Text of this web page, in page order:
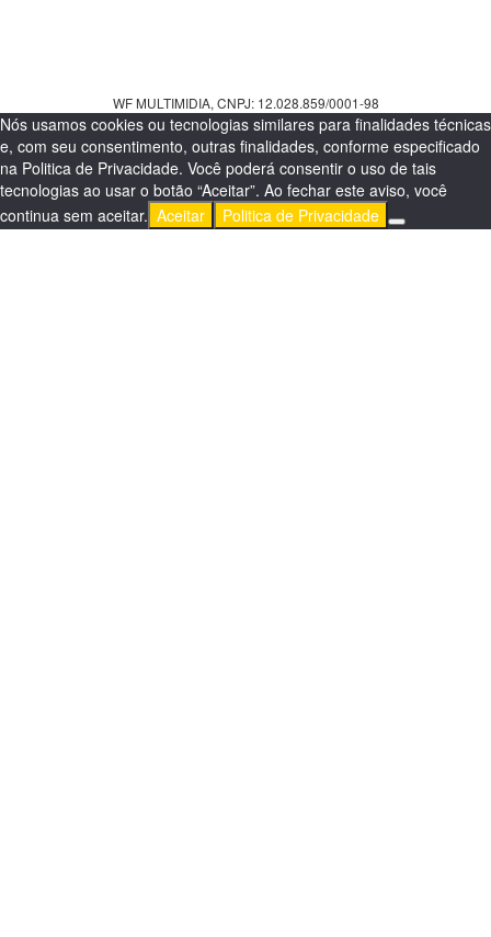
WF MULTIMIDIA, CNPJ: 12.028.859/0001-98
Nós usamos cookies ou tecnologias similares para finalidades técnicas
e, com seu consentimento, outras finalidades, conforme especificado
na Politica de Privacidade. Você poderá consentir o uso de tais
tecnologias ao usar o botão “Aceitar”. Ao fechar este aviso, você
continua sem aceitar. Aceitar Politica de Privacidade